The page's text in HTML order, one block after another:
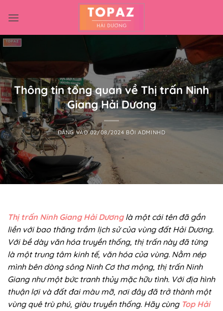
qua
dung
Thông tin tổng quan về Thị trấn Ninh
Giang Hải Dương
ĐĂNG VÀO02/08/2024 BỞIADMINHD
Thị trấn Ninh Giang Hải Dươnglà một cái tên đã gắn
liền với bao thăng trầm lịch sử của vùng đất Hải Dương.
Với bề dày văn hóa truyền thống, thị trấn này đã từng
là một trung tâm kinh tế, văn hóa của vùng. Nằm nép
mình bên dòng sông Ninh Cơ thơ mộng, thị trấn Ninh
Giang như một bức tranh thủy mặc hữu tình. Với địa hình
thuận lợi và đất đai màu mỡ, nơi đây đã trở thành một
vùng quê trù phú, giàu truyền thống. Hãy cùng Top Hải